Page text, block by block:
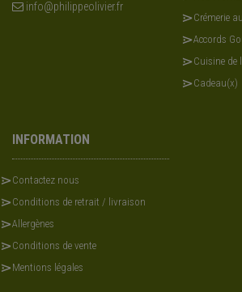
info@philippeolivier.fr
Crémerie
Accords
Cuisine de
Cadeau(x)
INFORMATION
Contactez nous
Conditions de retrait / livraison
Allergènes
Conditions de vente
Mentions légales